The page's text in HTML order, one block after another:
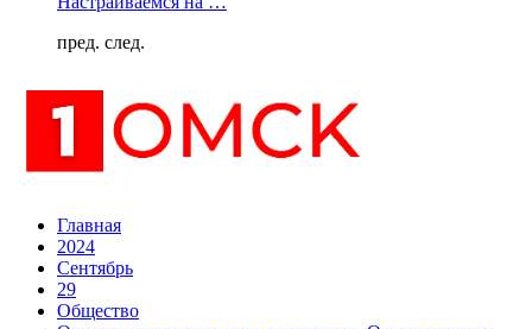
пред. след.
Главная
2024
Сентябрь
29
Общество